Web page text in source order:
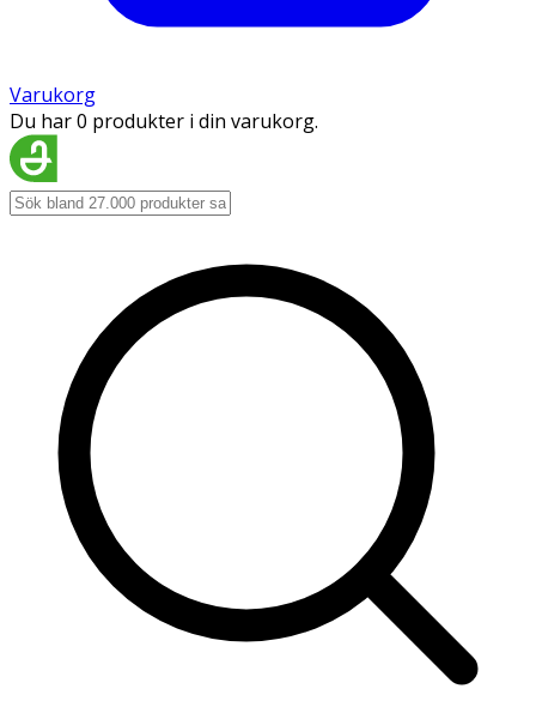
Varukorg
Du har 0 produkter i din varukorg.